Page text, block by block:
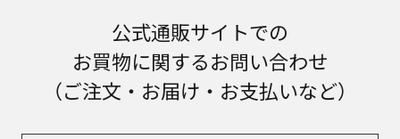
公式通販サイトでの
お買物に関するお問い合わせ
（ご注文・お届け・お支払いなど）